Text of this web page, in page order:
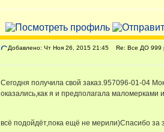
Добавлено: Чт Ноя 26, 2015 21:45 Re: Все ДО 999
Сегодня получила свой заказ.957096-01-04
оказались,как я и предполагала
всё подойдёт,пока ещё не мерили)Спасибо за